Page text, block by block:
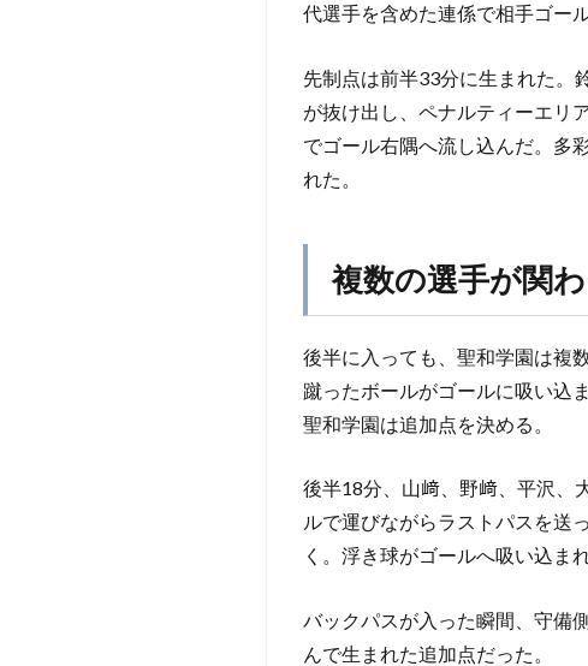
代選手を含めた連係で相手ゴー
先制点は前半33分に生まれた。
が抜け出し、ペナルティーエリ
でゴール右隅へ流し込んだ。多
れた。
複数の選手が関
後半に入っても、聖和学園は複
蹴ったボールがゴールに吸い込
聖和学園は追加点を決める。
後半18分、山﨑、野﨑、平沢、
ルで運びながらラストパスを送
く。浮き球がゴールへ吸い込ま
バックパスが入った瞬間、守備
んで生まれた追加点だった。